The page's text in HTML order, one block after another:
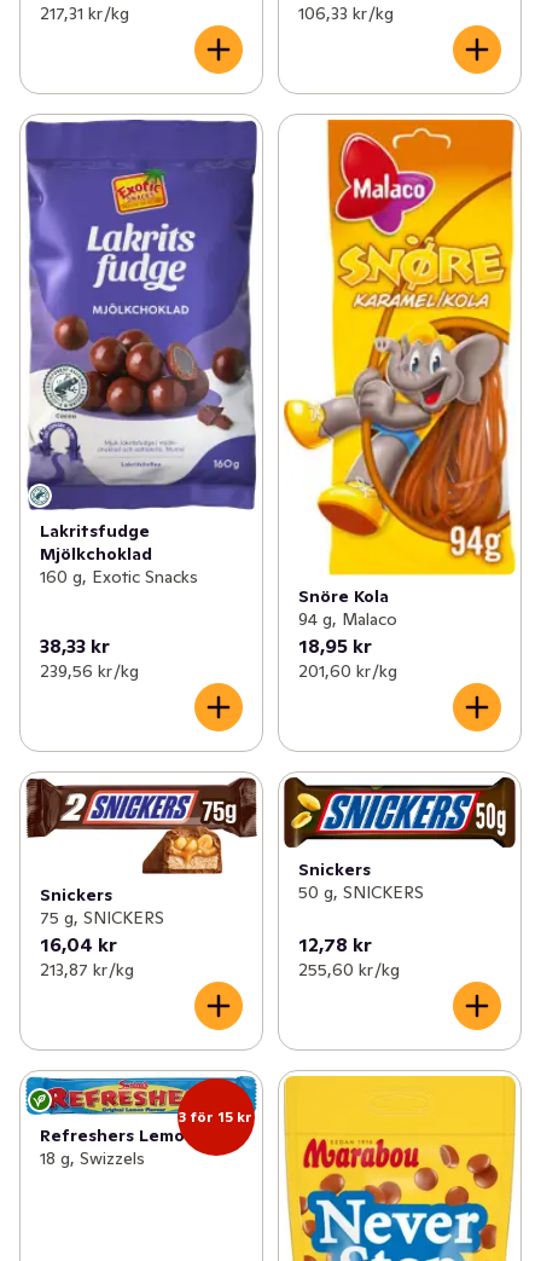
217,31 kr /kg 106,33 kr /kg
Lakritsfudge
Mjölkchoklad
160 g, Exotic Snacks
38,33 kr
239,56 kr /kg
Snöre Kola
94 g, Malaco
18,95 kr
201,60 kr /kg
Snickers
75 g, SNICKERS
16,04 kr
213,87 kr /kg
Snickers
50 g, SNICKERS
12,78 kr
255,60 kr /kg
3 för 15 kr
Refreshers Lemon
18 g, Swizzels